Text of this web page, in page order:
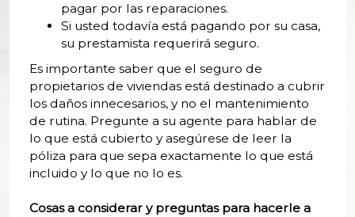
pagar por las reparaciones.
Si usted todavía está pagando por su casa,
su prestamista requerirá seguro.
Es importante saber que el seguro de
propietarios de viviendas está destinado a cubrir
los daños innecesarios, y no el mantenimiento
de rutina. Pregunte a su agente para hablar de
lo que está cubierto y asegúrese de leer la
póliza para que sepa exactamente lo que está
incluido y lo que no lo es.
Cosas a considerar y preguntas para hacerle a